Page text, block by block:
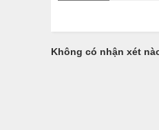
Không có nhận xét